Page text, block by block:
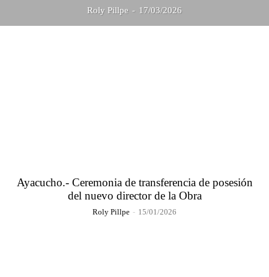
Roly Pillpe - 17/03/2026
Ayacucho.- Ceremonia de transferencia de posesión
del nuevo director de la Obra
Roly Pillpe - 15/01/2026